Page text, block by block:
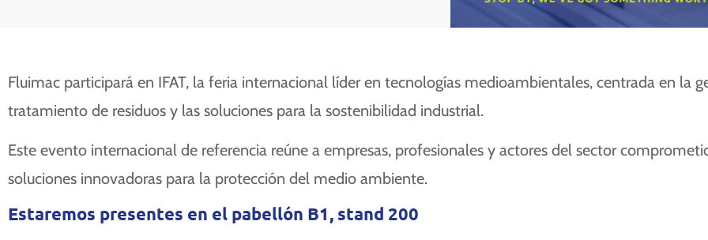
Fluimac participará en IFAT, la feria internacional líder en tecnologías medioambientales, centrada en la
tratamiento de residuos y las soluciones para la sostenibilidad industrial.
Este evento internacional de referencia reúne a empresas, profesionales y actores del sector
soluciones innovadoras para la protección del medio ambiente.
Estaremos presentes en el pabellón B1, stand 200